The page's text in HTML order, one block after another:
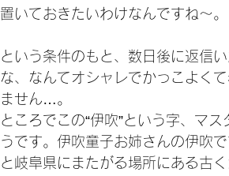
置いておきたいわけなんですね～。
という条件のもと、数日後に返信
な、なんてオシャレでかっこよく
ません…。
ところでこの“伊吹”という字、マ
うです。伊吹童子お姉さんの伊吹
と岐阜県にまたがる場所にある古